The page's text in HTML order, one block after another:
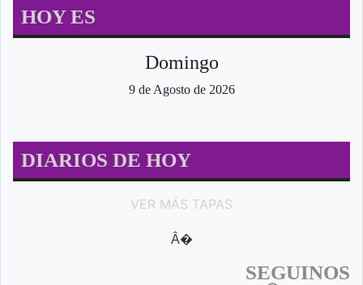
HOY ES
Domingo
9 de Agosto de 2026
DIARIOS DE HOY
VER MÁS TAPAS
Â�
SEGUINOS